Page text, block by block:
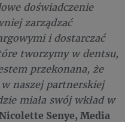
doświadczenie
zarządzać
i dostarczać
tworzymy w dentsu,
przekonana, że
naszej partnerskiej
miała swój wkład w
Senye, Media